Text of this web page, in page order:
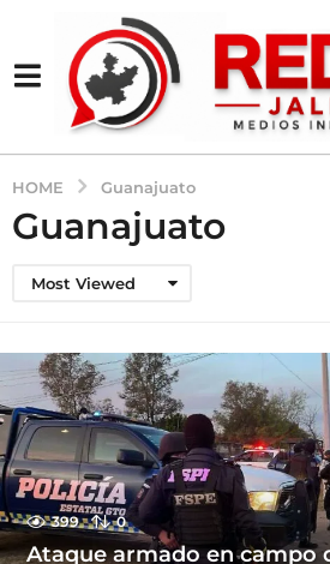
HOME Guanajuato
Guanajuato
Most Viewed
399 0
Ataque armado en campo